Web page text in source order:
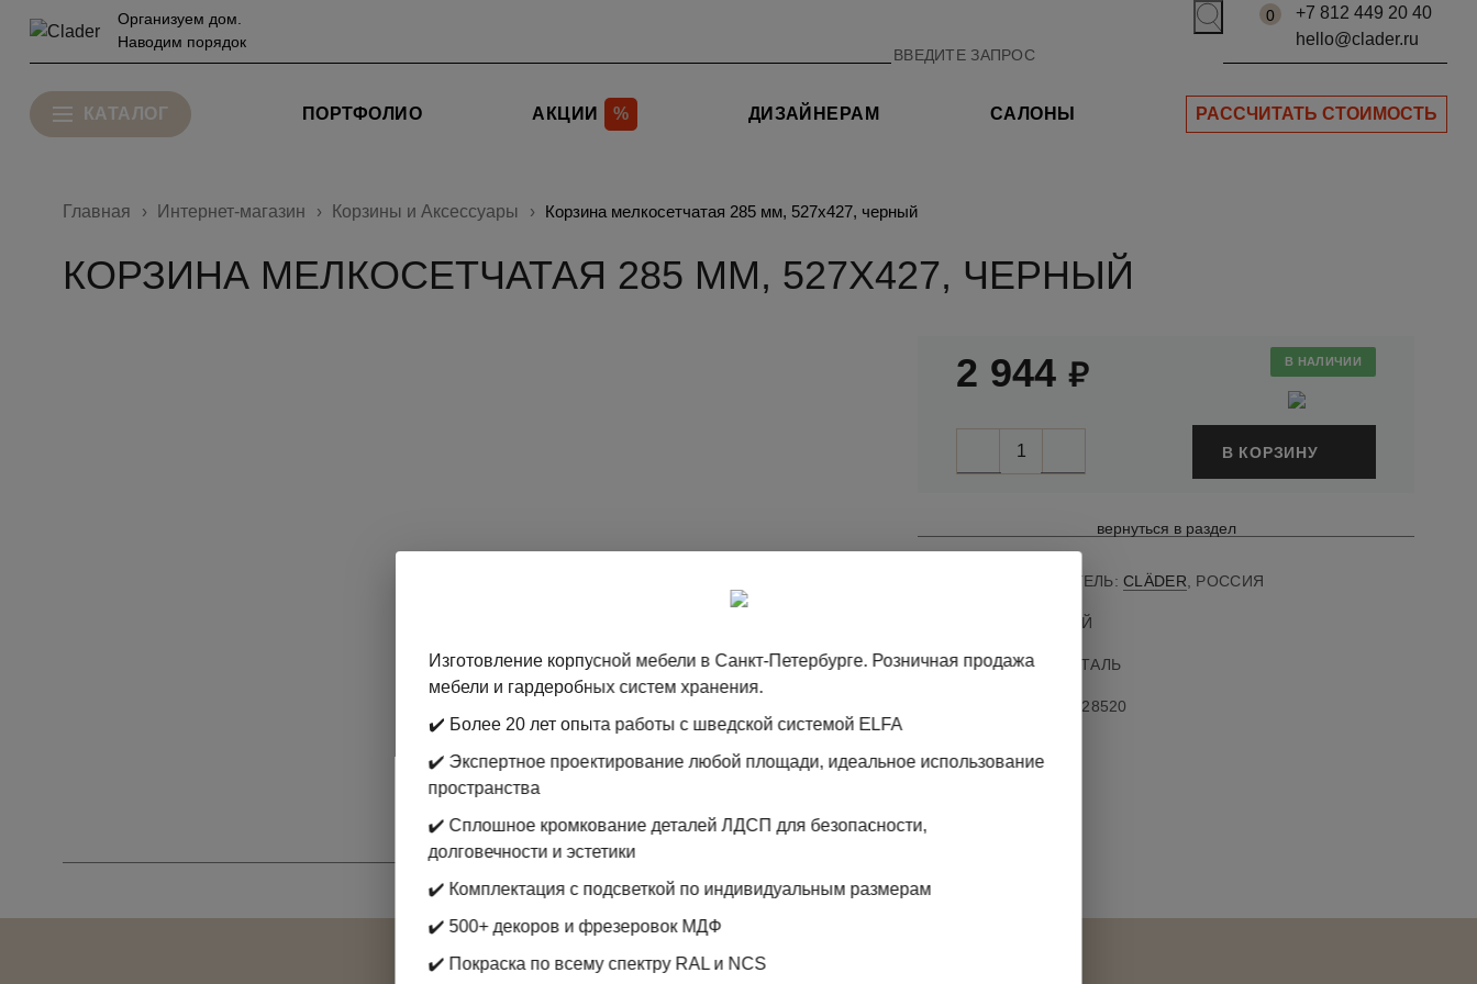
Организуем дом.
Наводим порядок
0
+7 812 449 20 40
hello@clader.ru
КАТАЛОГ ПОРТФОЛИО АКЦИИ % ДИЗАЙНЕРАМ САЛОНЫ РАССЧИТАТЬ СТОИМОСТЬ
Главная Интернет-магазин Корзины и Аксессуары Корзина мелкосетчатая 285 мм, 527х427, черный
КОРЗИНА МЕЛКОСЕТЧАТАЯ 285 ММ, 527Х427, ЧЕРНЫЙ
2 944 ; В НАЛИЧИИ
В КОРЗИНУ
вернуться в раздел
ПРОИЗВОДИТЕЛЬ:CLÄDER , РОССИЯ
ЦВЕТ: ЧЕРНЫЙ
МАТЕРИАЛ: СТАЛЬ
70528520
Изготовление корпусной мебели в Санкт-Петербурге. Розничная продажа
мебели и гардеробных систем хранения.
✔️ Более 20 лет опыта работы с шведской системой ELFA
✔️ Экспертное проектирование любой площади, идеальное использование
пространства
✔️ Сплошное кромкование деталей ЛДСП для безопасности,
долговечности и эстетики
✔️ Комплектация с подсветкой по индивидуальным размерам
✔️ 500+ декоров и фрезеровок МДФ
✔️ Покраска по всему спектру RAL и NCS